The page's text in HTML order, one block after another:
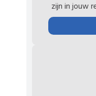
zijn in jouw